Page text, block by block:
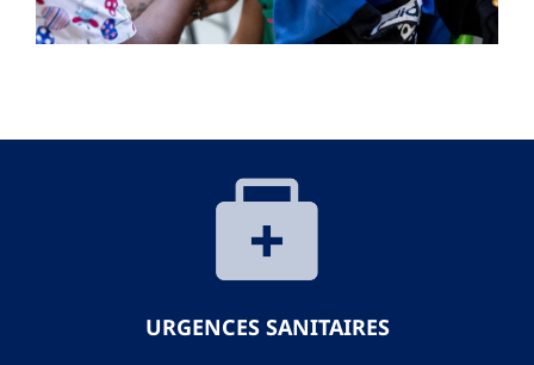
URGENCES SANITAIRES